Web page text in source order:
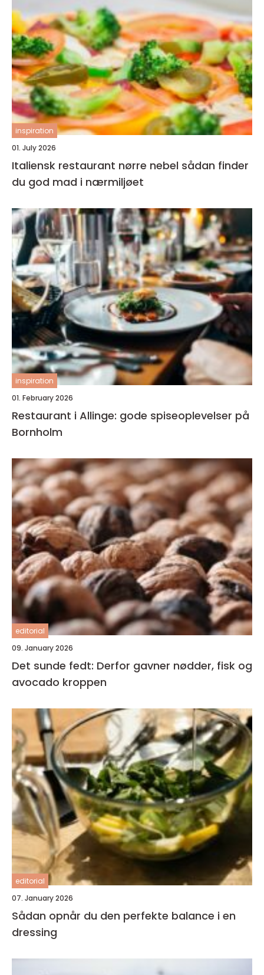
inspiration
01. July 2026
Italiensk restaurant nørre nebel sådan finder
du god mad i nærmiljøet
inspiration
01. February 2026
Restaurant i Allinge: gode spiseoplevelser på
Bornholm
editorial
09. January 2026
Det sunde fedt: Derfor gavner nødder, fisk og
avocado kroppen
editorial
07. January 2026
Sådan opnår du den perfekte balance i en
dressing